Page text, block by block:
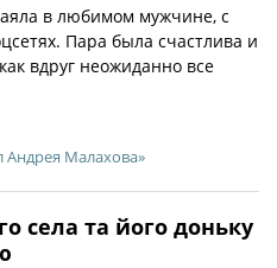
в любимом мужчине, с
Пара была счастлива и
вдруг неожиданно все
Андрея Малахова»
села та його доньку